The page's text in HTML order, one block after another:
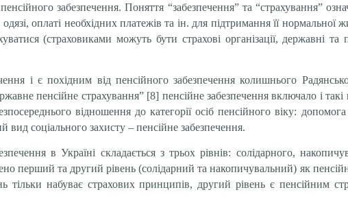
забезпечення. Поняття “забезпечення” та “страхування”
оплаті необхідних платежів та ін. для підтримання її нормальної
(страховиками можуть бути страхові організації, державні
і є похідним від пенсійного забезпечення колишнього
пенсійне страхування” [8] пенсійне забезпечення включало і такі
відношення до категорії осіб пенсійного віку:
соціального захисту – пенсійне забезпечення.
в Україні складається з трьох рівнів: солідарного,
перший та другий рівень (солідарний та накопичувальний) як
набуває страхових принципів, другий рівень є пенсійним